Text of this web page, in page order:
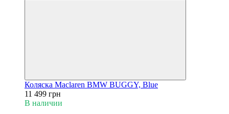
Коляска Maclaren BMW BUGGY, Blue
11 499 грн
В наличии